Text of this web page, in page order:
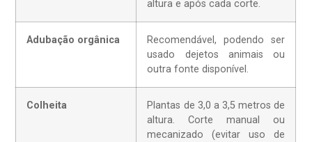
altura e após cada corte.
Adubação orgânica
Recomendável, podendo ser
usado dejetos animais ou
outra fonte disponível.
Colheita
Plantas de 3,0 a 3,5 metros de
altura. Corte manual ou
mecanizado (evitar uso de